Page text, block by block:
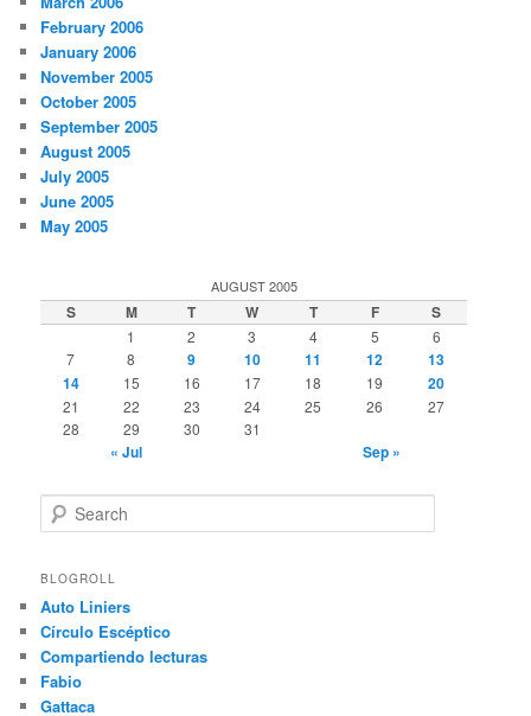
February 2006
January 2006
November 2005
October 2005
September 2005
August 2005
July 2005
June 2005
May 2005
AUGUST 2005
S M T W T F S
1 2 3 4 5
6
7
8 9 10 11 12
13
14
15 16 17 18 19 20
21 22 23 24 25 26
27
28
29 30 31
« Jul Sep »
e
r
h
BLOGROLL
Auto Liniers
Círculo Escéptico
Compartiendo lecturas
Fabio
Gattaca